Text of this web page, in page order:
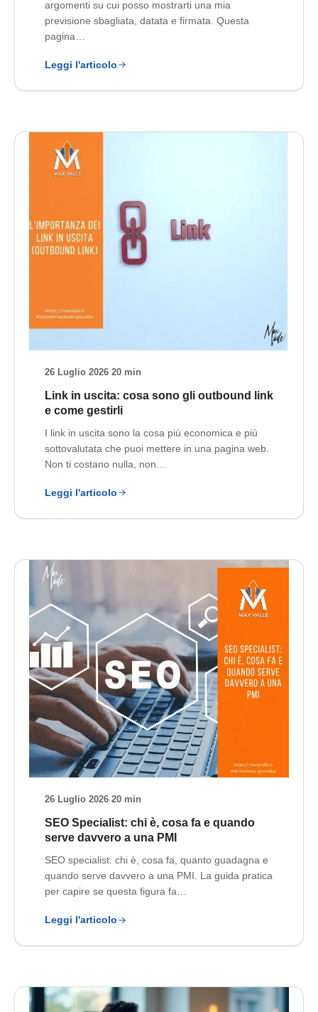
argomenti su cui posso mostrarti una mia
previsione sbagliata, datata e firmata. Questa
pagina…
Leggi l'articolo
26 Luglio 2026·20 min
Link in uscita: cosa sono gli outbound link
e come gestirli
I link in uscita sono la cosa più economica e più
sottovalutata che puoi mettere in una pagina web.
Non ti costano nulla, non…
Leggi l'articolo
26 Luglio 2026·20 min
SEO Specialist: chi è, cosa fa e quando
serve davvero a una PMI
SEO specialist: chi è, cosa fa, quanto guadagna e
quando serve davvero a una PMI. La guida pratica
per capire se questa figura fa…
Leggi l'articolo